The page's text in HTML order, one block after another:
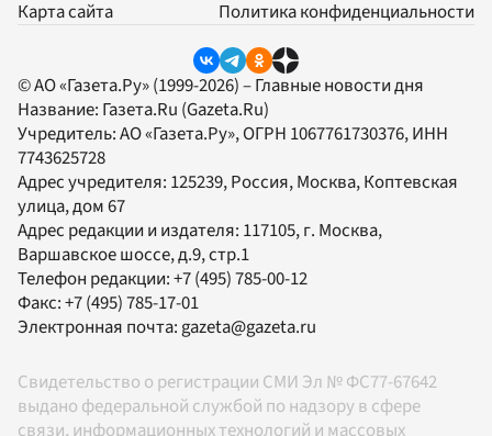
Карта сайта
Политика конфиденциальности
© АО «Газета.Ру» (1999-2026) – Главные новости дня
Название: Газета.Ru (Gazeta.Ru)
Учредитель:АО «Газета.Ру», ОГРН 1067761730376, ИНН
7743625728
Адрес учредителя: 125239, Россия, Москва, Коптевская
улица, дом 67
Адрес редакции и издателя: 117105, г. Москва,
Варшавское шоссе, д.9, стр.1
Телефон редакции:+7 (495) 785-00-12
Факс:+7 (495) 785-17-01
Электронная почта: gazeta@gazeta.ru
Свидетельство о регистрации СМИ Эл № ФС77-67642
выдано федеральной службой по надзору в сфере